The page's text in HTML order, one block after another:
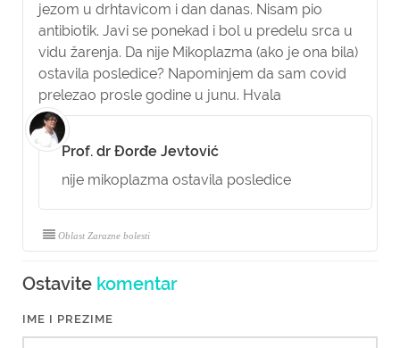
jezom u drhtavicom i dan danas. Nisam pio
antibiotik. Javi se ponekad i bol u predelu srca u
vidu žarenja. Da nije Mikoplazma (ako je ona bila)
ostavila posledice? Napominjem da sam covid
prelezao prosle godine u junu. Hvala
Prof. dr Đorđe Jevtović
nije mikoplazma ostavila posledice
Oblast Zarazne bolesti
Ostavite komentar
IME I PREZIME